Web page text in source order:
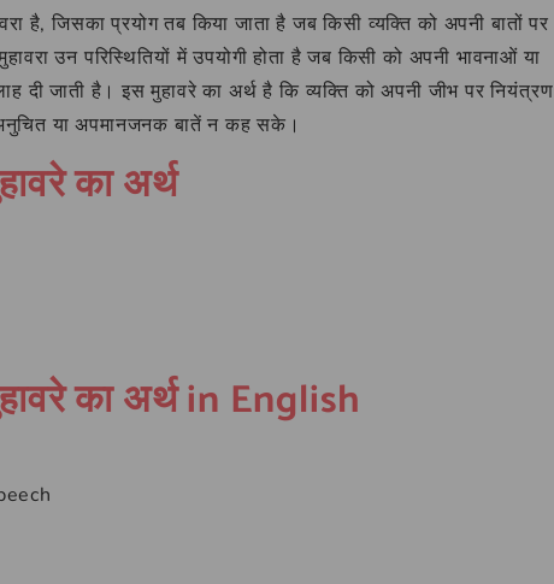
है, जिसका प्रयोग तब किया जाता है जब किसी व्यक्ति को अपनी बातों पर
उन परिस्थितियों में उपयोगी होता है जब किसी को अपनी भावनाओं या
दी जाती है। इस मुहावरे का अर्थ है कि व्यक्ति को अपनी जीभ पर नियंत्रण
अनुचित या अपमानजनक बातें न कह सके।
का अर्थ
का अर्थ in English